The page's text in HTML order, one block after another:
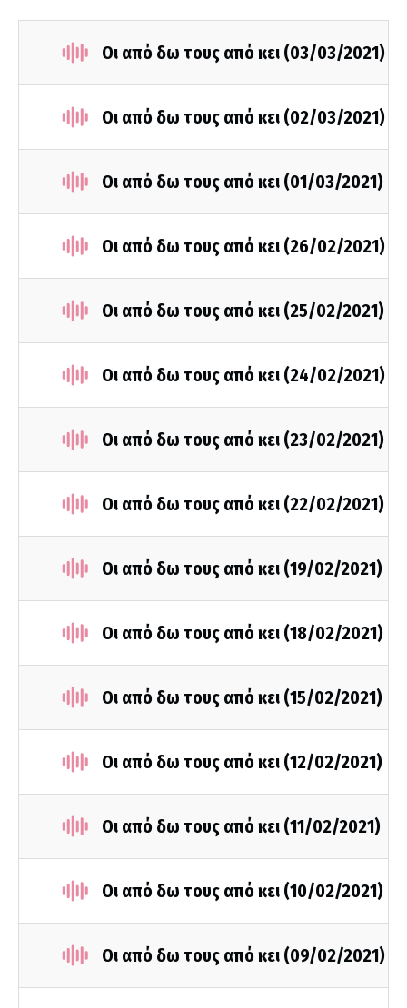
Οι από δω τους από κει (03/03/2021)
Οι από δω τους από κει (02/03/2021)
Οι από δω τους από κει (01/03/2021)
Οι από δω τους από κει (26/02/2021)
Οι από δω τους από κει (25/02/2021)
Οι από δω τους από κει (24/02/2021)
Οι από δω τους από κει (23/02/2021)
Οι από δω τους από κει (22/02/2021)
Οι από δω τους από κει (19/02/2021)
Οι από δω τους από κει (18/02/2021)
Οι από δω τους από κει (15/02/2021)
Οι από δω τους από κει (12/02/2021)
Οι από δω τους από κει (11/02/2021)
Οι από δω τους από κει (10/02/2021)
Οι από δω τους από κει (09/02/2021)